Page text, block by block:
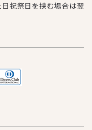
祝祭日を挟む場合は翌